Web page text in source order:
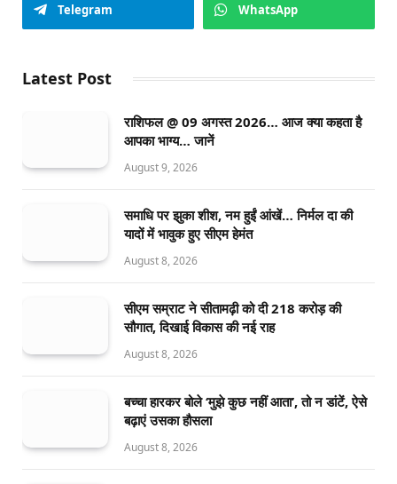
Telegram WhatsApp
Latest Post
राशिफल @ 09 अगस्त 2026… आज क्या कहता है
आपका भाग्य… जानें
August 9, 2026
समाधि पर झुका शीश, नम हुईं आंखें… निर्मल दा की
यादों में भावुक हुए सीएम हेमंत
August 8, 2026
सीएम सम्राट ने सीतामढ़ी को दी 218 करोड़ की
सौगात, दिखाई विकास की नई राह
August 8, 2026
बच्चा हारकर बोले ‘मुझे कुछ नहीं आता’, तो न डांटें, ऐसे
बढ़ाएं उसका हौसला
August 8, 2026